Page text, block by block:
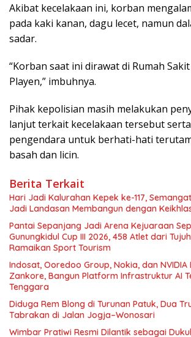
Akibat kecelakaan ini, korban
pada kaki kanan, dagu lecet, namun
sadar.
“Korban saat ini dirawat di Rumah
Playen,” imbuhnya.
Pihak kepolisian masih melakukan
lanjut terkait kecelakaan tersebut
pengendara untuk berhati-hati
basah dan licin.
Berita Terkait
Hari Jadi Kalurahan Kepek ke-117,
Jadi Landasan Membangun dengan
Pantai Sepanjang Jadi Arena Kejuaraan
Gunungkidul Cup III 2026, 458 Atlet dari
Ramaikan Sport Tourism
Indosat, Ooredoo Group, Nokia, dan NVIDIA
Zankore, Bangun Platform Infrastruktur AI
Tenggara
Diduga Rem Blong di Turunan Patuk, Dua
Tabrakan di Jalan Jogja–Wonosari
Wimbar Pratiwi Resmi Dilantik sebagai